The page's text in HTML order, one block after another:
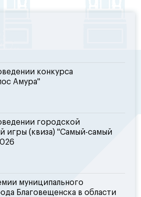
конкурса
Амура"
городской
игры (квиза) "Самый-самый
муниципального
Благовещенска в области